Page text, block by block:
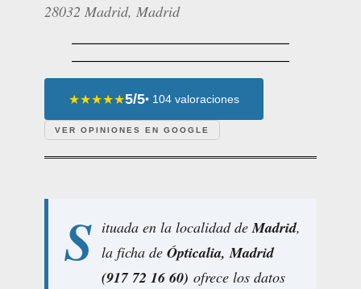
28032 Madrid, Madrid
★★★★★5/5• 104 valoraciones
VER OPINIONES EN GOOGLE
S ituada en la localidad deMadrid,
la ficha de Ópticalia, Madrid
(917 72 16 60) ofrece los datos